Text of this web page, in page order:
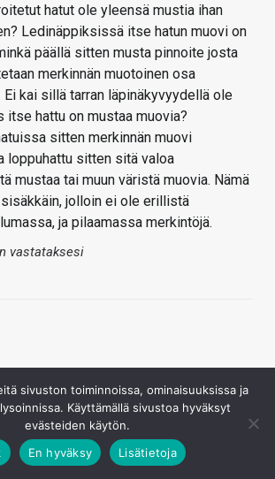
hatut ole yleensä mustia ihan
Ledinäppiksissä itse hatun muovi on
päällä sitten musta pinnoite josta
merkinnän muotoinen osa
kai sillä tarran läpinäkyvyydellä ole
itse hattu on mustaa muovia?
sitten merkinnän muovi
loppuhattu sitten sitä valoa
mustaa tai muun väristä muovia. Nämä
jolloin ei ole erillistä
ja pilaamassa merkintöjä.
vastataksesi
sivuston toiminnoissa, ominaisuuksissa ja
Käyttämällä sivustoa hyväksyt
evästeiden käytön.
En hyväksy Lisätietoja